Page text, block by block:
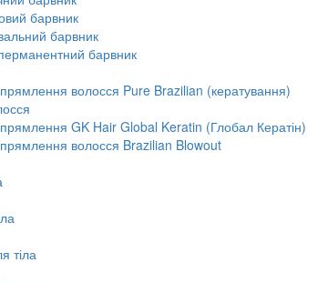
барвник
барвник
барвник
волосся Pure Brazilian (кератування)
GK Hair Global Keratin (Глобал Кератін)
волосся Brazilian Blowout
тіла